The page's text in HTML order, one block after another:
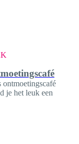
je het leuk een